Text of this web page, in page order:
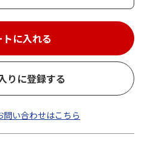
トに入れる
りに登録する
い合わせはこちら